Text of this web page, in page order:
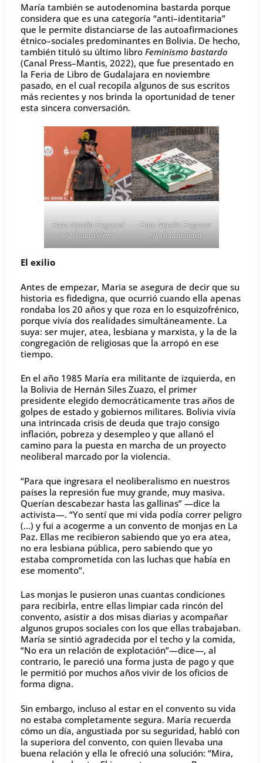
María también se autodenomina bastarda porque
considera que es una categoría “anti–identitaria”
que le permite distanciarse de las autoafirmaciones
étnico–sociales predominantes en Bolivia. De hecho,
también tituló su último libro Feminismo bastardo
(Canal Press–Mantis, 2022), que fue presentado en
la Feria de Libro de Gudalajara en noviembre
pasado, en el cual recopila algunos de sus escritos
más recientes y nos brinda la oportunidad de tener
esta sincera conversación.
Foto:Natalia Fregoso/
FIL Guadalajara
Foto:Natalia Fregoso/
FIL Guadalajara
El exilio
Antes de empezar, Maria se asegura de decir que su
historia es fidedigna, que ocurrió cuando ella apenas
rondaba los 20 años y que roza en lo esquizofrénico,
porque vivía dos realidades simultáneamente. La
suya: ser mujer, atea, lesbiana y marxista, y la de la
congregación de religiosas que la arropó en ese
tiempo.
En el año 1985 María era militante de izquierda, en
la Bolivia de Hernán Siles Zuazo, el primer
presidente elegido democráticamente tras años de
golpes de estado y gobiernos militares. Bolivia vivía
una intrincada crisis de deuda que trajo consigo
inflación, pobreza y desempleo y que allanó el
camino para la puesta en marcha de un proyecto
neoliberal marcado por la violencia.
“Para que ingresara el neoliberalismo en nuestros
países la represión fue muy grande, muy masiva.
Querían descabezar hasta las gallinas” —dice la
activista—. “Yo sentí que mi vida podía correr peligro
(…) y fui a acogerme a un convento de monjas en La
Paz. Ellas me recibieron sabiendo que yo era atea,
no era lesbiana pública, pero sabiendo que yo
estaba comprometida con las luchas que había en
ese momento”.
Las monjas le pusieron unas cuantas condiciones
para recibirla, entre ellas limpiar cada rincón del
convento, asistir a dos misas diarias y acompañar
algunos grupos sociales con los que ellas trabajaban.
María se sintió agradecida por el techo y la comida,
“No era un relación de explotación”—dice—, al
contrario, le pareció una forma justa de pago y que
le permitió por muchos años vivir de los oficios de
forma digna.
Sin embargo, incluso al estar en el convento su vida
no estaba completamente segura. María recuerda
cómo un día, angustiada por su seguridad, habló con
la superiora del convento, con quien llevaba una
buena relación y ella le ofreció una solución: “Mira,